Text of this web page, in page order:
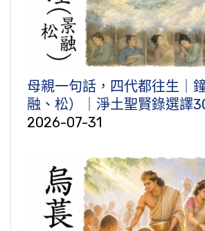
母親一句話，四代都往生｜
融、松）｜淨土聖賢錄選譯
2026-07-31